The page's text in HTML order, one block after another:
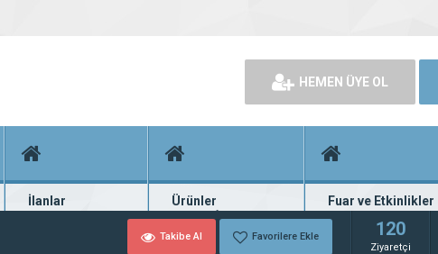
HEMEN ÜYE OL
İlanlar
Güncel seri ilanlar
Ürünler
Binlerce firma ürünü
Fuar ve Etkinlikler
Fuar ve etkinlik planları
Takibe Al Favorilere Ekle 120
Ziyaretçi